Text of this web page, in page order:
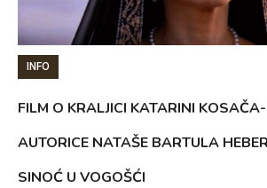
INFO
FILM O KRALJICI KATARINI
AUTORICE NATAŠE BARTULA
SINOĆ U VOGOŠĆI